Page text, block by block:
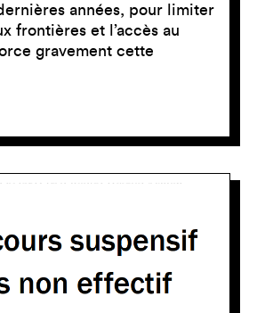
années, pour limiter
frontières et l’accès au
gravement cette